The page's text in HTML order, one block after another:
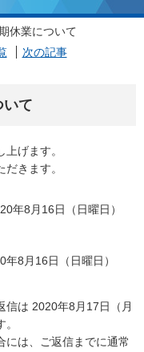
休業について
次の記事
いて
げます。
きます。
年8月16日（日曜日）
8月16日（日曜日）
信は 2020年8月17日（月
には、ご返信までに通常